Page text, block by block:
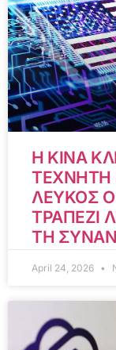
Η ΚΙΝΑ
ΛΕΥΚΟΣ
ΤΡΑΠΕΖΙ
ΤΗ
April 24, 2026